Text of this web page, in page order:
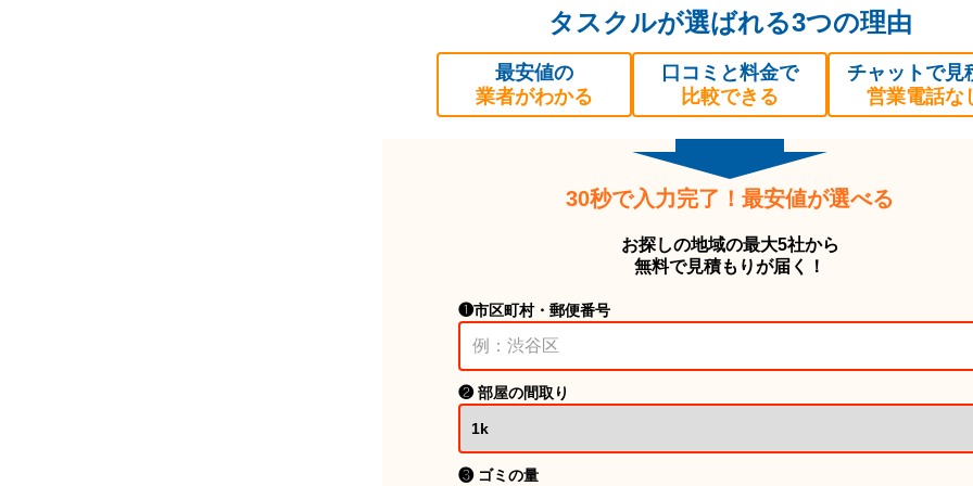
タスクルが選ばれる3つの理由
最安値の
業者がわかる
口コミと料金で
比較できる
チャットで見
営業電話な
30秒で入力完了！最安値が選べる
お探しの地域の最大5社から
無料で見積もりが届く！
❶市区町村・郵便番号
❷ 部屋の間取り
❸ ゴミの量